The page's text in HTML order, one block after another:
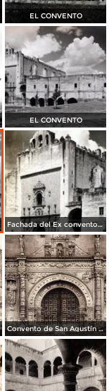
EL CONVENTO
EL CONVENTO
Fachada del Ex convento de San Agustin
Convento de San Agustín Acolman (circa 1920)